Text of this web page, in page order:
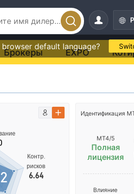
default language?
Брокеры EXPO
Контр.
рисков
6.64
Идентификация
MT4/5
Полная
лицензия
Влияние